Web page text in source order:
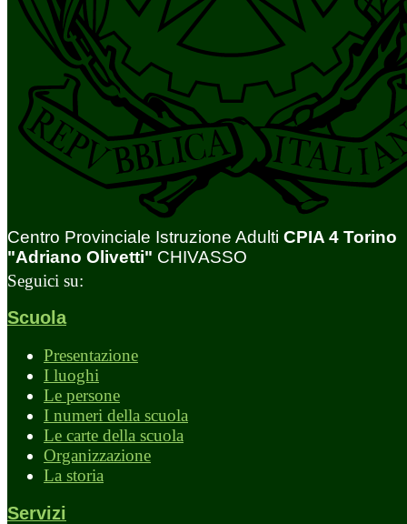
Centro Provinciale Istruzione Adulti CPIA 4 Torino
"Adriano Olivetti" CHIVASSO
Seguici su:
Scuola
Presentazione
I luoghi
Le persone
I numeri della scuola
Le carte della scuola
Organizzazione
La storia
Servizi